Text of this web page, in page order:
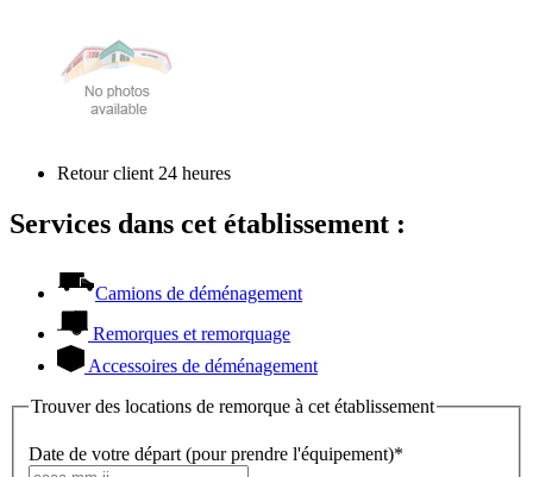
Retour client 24 heures
Services dans cet établissement :
Camions de déménagement
Remorques et remorquage
Accessoires de déménagement
Trouver des locations de remorque à cet établissement
Date de votre départ (pour prendre l'équipement)*